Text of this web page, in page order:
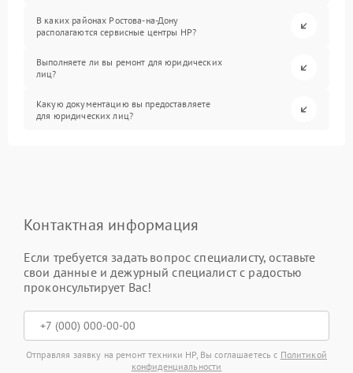
В каких районах Ростова-на-Дону
располагаются сервисные центры HP?
Выполняете ли вы ремонт для юридических
лиц?
Какую документацию вы предоставляете
для юридических лиц?
Контактная информация
Если требуется задать вопрос специалисту, оставьте
свои данные и дежурный специалист с радостью
проконсультирует Вас!
Отправляя заявку на ремонт техники HP, Вы соглашаетесь с Политикой
конфиденциальности